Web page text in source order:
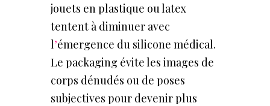
jouets en plastique ou latex
tentent à diminuer avec
l’émergence du silicone médical.
Le packaging évite les images de
corps dénudés ou de poses
subjectives pour devenir plus